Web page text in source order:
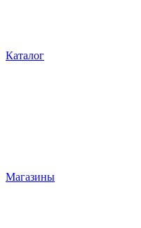
Каталог
Магазины